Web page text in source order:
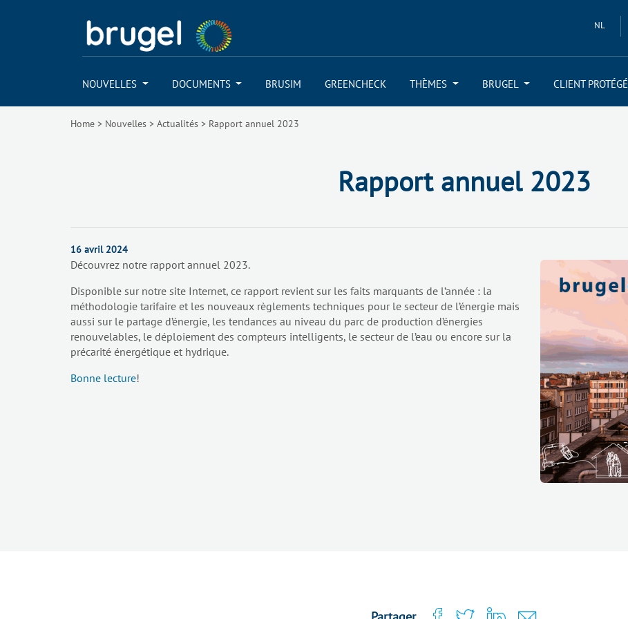
NL
NOUVELLES DOCUMENTS BRUSIM GREENCHECK THÈMES BRUGEL CLIENT PROTÉGÉ
Home > Nouvelles > Actualités > Rapport annuel 2023
Rapport annuel 2023
16 avril 2024
Découvrez notre rapport annuel 2023.
Disponible sur notre site Internet, ce rapport revient sur les faits marquants de l’année : la
méthodologie tarifaire et les nouveaux règlements techniques pour le secteur de l’énergie mais
aussi sur le partage d’énergie, les tendances au niveau du parc de production d’énergies
renouvelables, le déploiement des compteurs intelligents, le secteur de l’eau ou encore sur la
précarité énergétique et hydrique.
Bonne lecture!